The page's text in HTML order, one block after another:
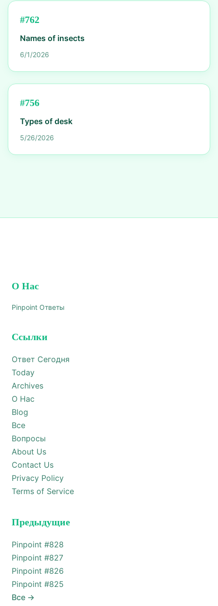
#762
Names of insects
6/1/2026
#756
Types of desk
5/26/2026
О Нас
Pinpoint Ответы
Ссылки
Ответ Сегодня
Today
Archives
О Нас
Blog
Все
Вопросы
About Us
Contact Us
Privacy Policy
Terms of Service
Предыдущие
Pinpoint #828
Pinpoint #827
Pinpoint #826
Pinpoint #825
Все →